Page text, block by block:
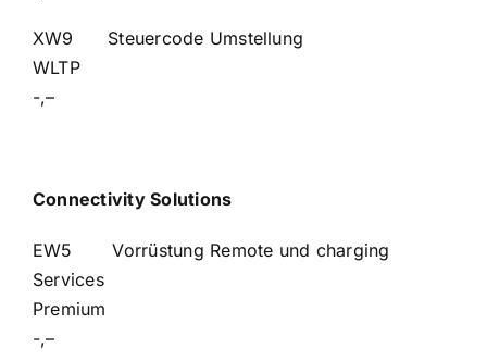
XW9 Steuercode Umstellung
-,–
Connectivity Solutions
EW5 Vorrüstung Remote und charging
Services
Premium
-,–